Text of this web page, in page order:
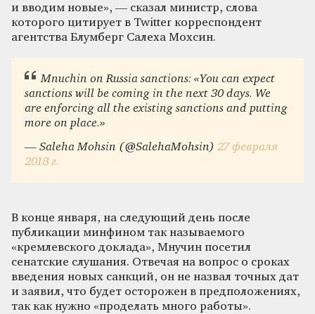
и вводим новые», — сказал министр, слова
которого цитирует в Twitter корреспондент
агентства Блумберг Салеха Мохсин.
Mnuchin on Russia sanctions: «You can expect
sanctions will be coming in the next 30 days. We
are enforcing all the existing sanctions and putting
more on place.»
— Saleha Mohsin (@SalehaMohsin)27 февраля
2018 г.
В конце января, на следующий день после
публикации минфином так называемого
«кремлевского доклада», Мнучин посетил
сенатские слушания. Отвечая на вопрос о сроках
введения новых санкций, он не назвал точных дат
и заявил, что будет осторожен в предположениях,
так как нужно «проделать много работы».